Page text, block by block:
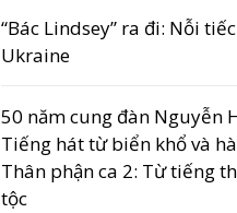
“Bác Lindsey” ra đi: Nỗi
Ukraine
50 năm cung đàn Nguyễn
Tiếng hát từ biển khổ và
Thân phận ca 2: Từ tiếng
tộc